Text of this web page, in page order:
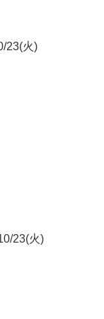
23(火)
23(火)